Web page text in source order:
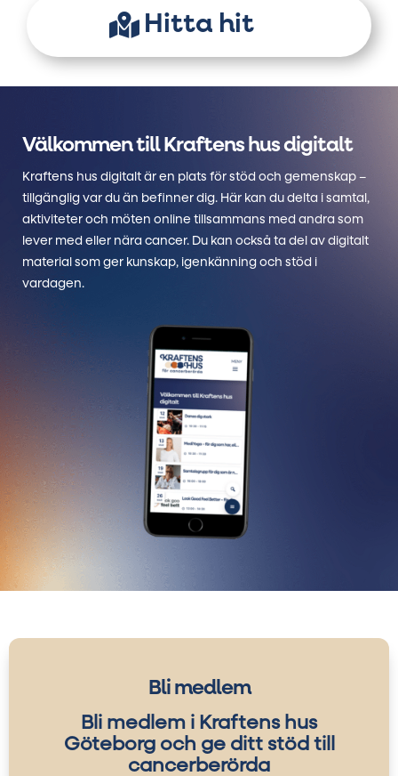
Hitta hit
Välkommen till Kraftens hus digitalt
Kraftens hus digitalt är en plats för stöd och gemenskap –
tillgänglig var du än befinner dig. Här kan du delta i samtal,
aktiviteter och möten online tillsammans med andra som
lever med eller nära cancer. Du kan också ta del av digitalt
material som ger kunskap, igenkänning och stöd i
vardagen.
Bli medlem
Bli medlem i Kraftens hus
Göteborg och ge ditt stöd till
cancerberörda